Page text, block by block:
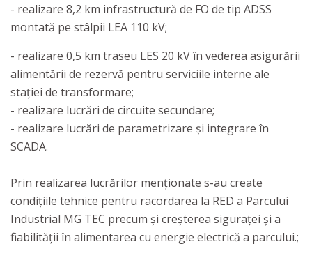
- realizare 8,2 km infrastructură de FO de tip ADSS
montată pe stâlpii LEA 110 kV;
- realizare 0,5 km traseu LES 20 kV în vederea asigurării
alimentării de rezervă pentru serviciile interne ale
stației de transformare;
- realizare lucrări de circuite secundare;
- realizare lucrări de parametrizare și integrare în
SCADA.
Prin realizarea lucrărilor menționate s-au create
condițiile tehnice pentru racordarea la RED a Parcului
Industrial MG TEC precum și creșterea siguraței și a
fiabilității în alimentarea cu energie electrică a parcului.;